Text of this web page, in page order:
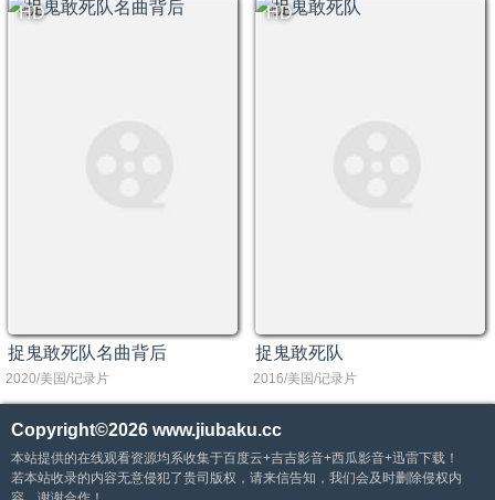
HD
捉鬼敢死队名曲背后
2020/美国/记录片
HD
捉鬼敢死队
2016/美国/记录片
Copyright©2026 www.jiubaku.cc
本站提供的在线观看资源均系收集于百度云+吉吉影音+西瓜影音+迅雷下载！
若本站收录的内容无意侵犯了贵司版权，请来信告知，我们会及时删除侵权内